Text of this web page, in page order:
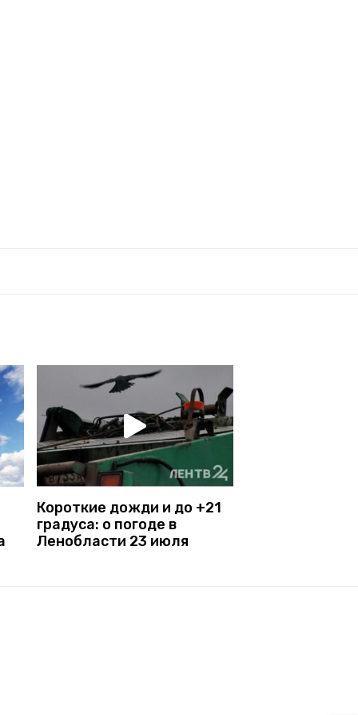
Короткие дожди и до +21
градуса: о погоде в
Ленобласти 23 июля